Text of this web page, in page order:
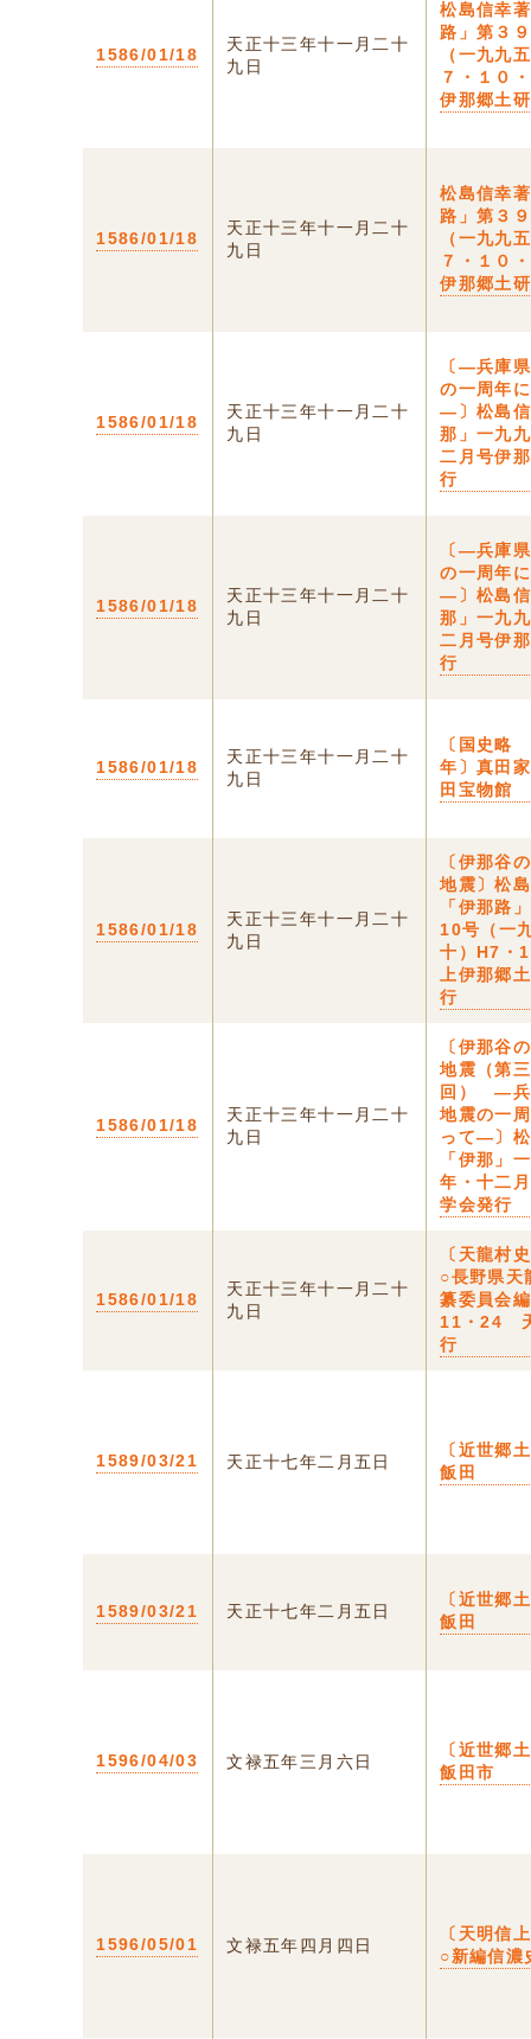
1586/01/18
天正十三年十一月二十
九日
松島信幸
路」第３
（一九九
７・１０
伊那郷土
1586/01/18
天正十三年十一月二十
九日
松島信幸
路」第３
（一九九
７・１０
伊那郷土
1586/01/18
天正十三年十一月二十
九日
〔—兵庫
の一周年
—〕松島
那」一九
二月号伊
行
1586/01/18
天正十三年十一月二十
九日
〔—兵庫
の一周年
—〕松島
那」一九
二月号伊
行
1586/01/18
天正十三年十一月二十
九日
〔国史略
年〕真田
田宝物館
1586/01/18
天正十三年十一月二十
九日
〔伊那谷
地震〕松
「伊那路
10号（一
十）H7
上伊那郷
行
1586/01/18
天正十三年十一月二十
九日
〔伊那谷
地震（第
回） ―兵
地震の一
って―〕
「伊那」
年・十二
学会発行
1586/01/18
天正十三年十一月二十
九日
〔天龍村
○長野県天
纂委員会
11・24
行
1589/03/21 天正十七年二月五日
〔近世郷
飯田
1589/03/21 天正十七年二月五日
〔近世郷
飯田
1596/04/03 文禄五年三月六日
〔近世郷
飯田市
1596/05/01 文禄五年四月四日
〔天明信
○新編信濃